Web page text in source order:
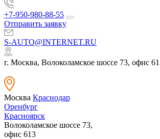
+7-950-980-88-55
Отправить заявку
S-AUTO@INTERNET.RU
г. Москва, Волоколамское шоссе 73, офис
Москва Краснодар
Оренбург
Красноярск
Волоколамское шоссе 73,
офис 613